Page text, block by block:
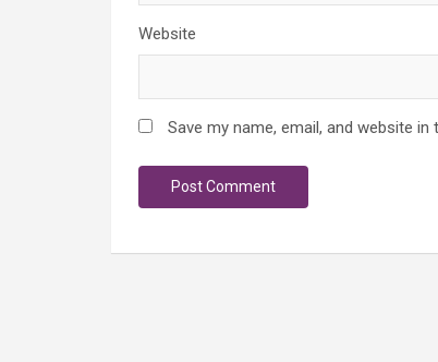
Website
Save my name, email, and website